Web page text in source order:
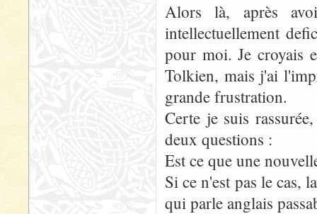
Alors là, après
intellectuellement
pour moi. Je croyais
Tolkien, mais j'ai
grande frustration.
Certe je suis
deux questions :
Est ce que une
Si ce n'est pas le cas,
qui parle anglais